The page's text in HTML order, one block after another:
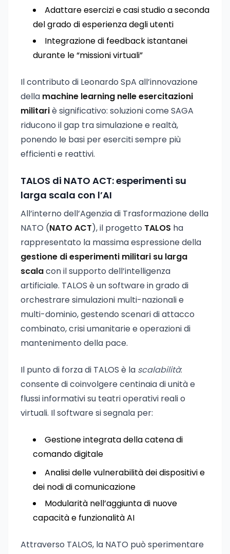
Adattare esercizi e casi studio a seconda
del grado di esperienza degli utenti
Integrazione di feedback istantanei
durante le “missioni virtuali”
Il contributo di Leonardo SpA all’innovazione
della machine learning nelle esercitazioni
militariè significativo: soluzioni come SAGA
riducono il gap tra simulazione e realtà,
ponendo le basi per eserciti sempre più
efficienti e reattivi.
TALOS di NATO ACT: esperimenti su
larga scala con l’AI
All’interno dell’Agenzia di Trasformazione della
NATO (NATO ACT), il progetto TALOS ha
rappresentato la massima espressione della
gestione di esperimenti militari su larga
scalacon il supporto dell’intelligenza
artificiale. TALOS è un software in grado di
orchestrare simulazioni multi-nazionali e
multi-dominio, gestendo scenari di attacco
combinato, crisi umanitarie e operazioni di
mantenimento della pace.
Il punto di forza di TALOS è la scalabilità:
consente di coinvolgere centinaia di unità e
flussi informativi su teatri operativi reali o
virtuali. Il software si segnala per:
Gestione integrata della catena di
comando digitale
Analisi delle vulnerabilità dei dispositivi e
dei nodi di comunicazione
Modularità nell’aggiunta di nuove
capacità e funzionalità AI
Attraverso TALOS, la NATO può sperimentare